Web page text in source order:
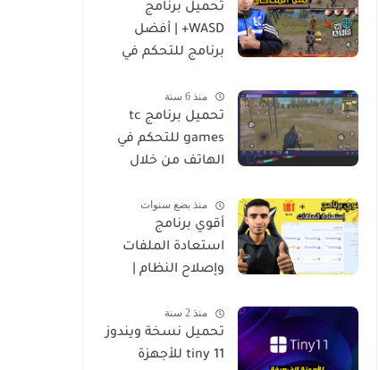
تحميل برنامج
WASD+ | أفضل
برنامج للتحكم في
الكمبيوتر
منذ 6 سنة
تحميل برنامج tc
games للتحكم في
الهاتف من خلال
منذ بضع سنوات
أقوي برنامج
استعادة الملفات
وإصلاح النظام |
Recovery
منذ 2 سنة
تحميل نسخة ويندوز
tiny 11 للأجهزة